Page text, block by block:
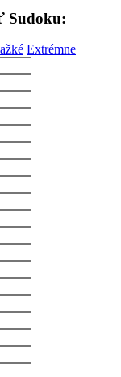
Sudoku:
Extrémne